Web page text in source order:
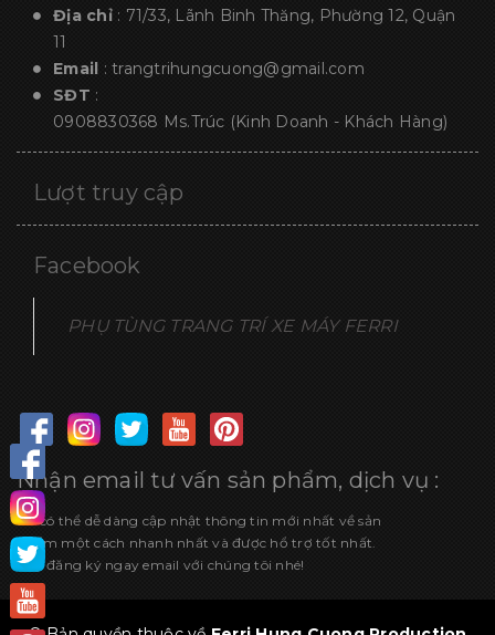
Địa chỉ : 71/33, Lãnh Binh Thăng, Phường 12, Quận
11
Email : trangtrihungcuong@gmail.com
SĐT :
0908830368 Ms.Trúc (Kinh Doanh - Khách Hàng)
Lượt truy cập
Facebook
PHỤ TÙNG TRANG TRÍ XE MÁY FERRI
Nhận email tư vấn sản phẩm, dịch vụ :
Để có thể dễ dàng cập nhật thông tin mới nhất về sản
phẩm một cách nhanh nhất và được hổ trợ tốt nhất.
Hãy đăng ký ngay email với chúng tôi nhé!